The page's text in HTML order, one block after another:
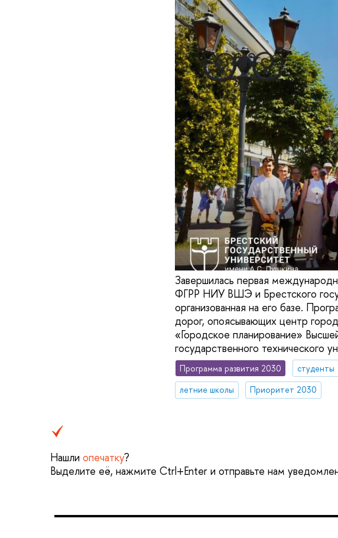
Завершилась первая
ФГРР НИУ ВШЭ и Брестского
организованная на его базе.
дорог, опоясывающих центр
«Городское планирование»
государственного технического
Программа развития 2030 студенты
летние школы
Приоритет 2030
Нашли опечатку?
Выделите её, нажмите Ctrl+Enter и отправьте нам